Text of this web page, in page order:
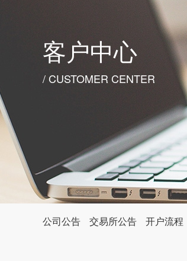
客户中心
/ CUSTOMER CENTER
公司公告 交易所公告 开户流程